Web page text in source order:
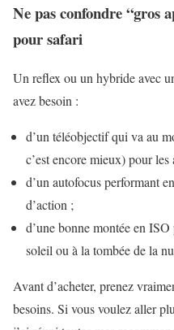
Ne pas confondre “gros
pour safari
Un reflex ou un hybride avec
avez besoin :
d’un téléobjectif qui va au
c’est encore mieux) pour
d’un autofocus performant
d’action ;
d’une bonne montée en
soleil ou à la tombée de la
Avant d’acheter, prenez
besoins. Si vous voulez aller